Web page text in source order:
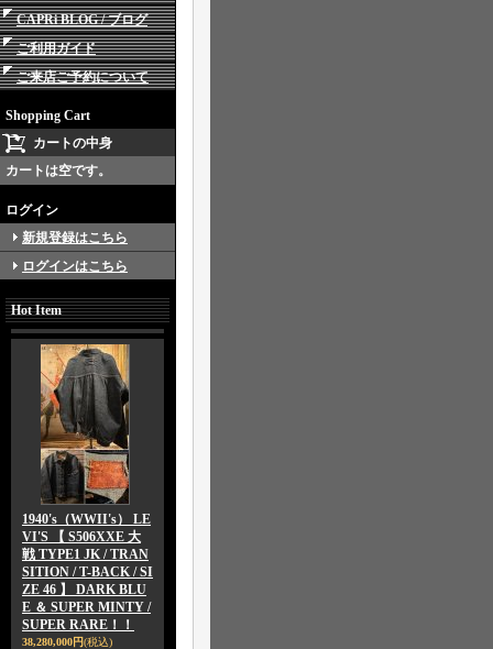
CAPRi BLOG / ブログ
ご利用ガイド
ご来店ご予約について
Shopping Cart
カートの中身
カートは空です。
ログイン
新規登録はこちら
ログインはこちら
Hot Item
1940's（WWII's） LE
VI'S 【 S506XXE 大
戦 TYPE1 JK / TRAN
SITION / T-BACK / SI
ZE 46 】 DARK BLU
E ＆ SUPER MINTY /
SUPER RARE！！
38,280,000円(税込)